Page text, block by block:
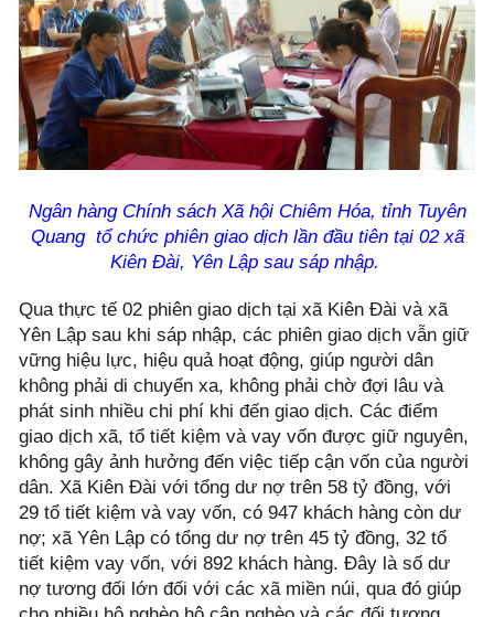
Ngân hàng Chính sách Xã hội Chiêm Hóa, tỉnh Tuyên
Quang tổ chức phiên giao dịch lần đầu tiên tại 02 xã
Kiên Đài, Yên Lập sau sáp nhập.
Qua thực tế 02 phiên giao dịch tại xã Kiên Đài và xã
Yên Lập sau khi sáp nhập, các phiên giao dịch vẫn giữ
vững hiệu lực, hiệu quả hoạt động, giúp người dân
không phải di chuyển xa, không phải chờ đợi lâu và
phát sinh nhiều chi phí khi đến giao dịch. Các điểm
giao dịch xã, tổ tiết kiệm và vay vốn được giữ nguyên,
không gây ảnh hưởng đến việc tiếp cận vốn của người
dân. Xã Kiên Đài với tổng dư nợ trên 58 tỷ đồng, với
29 tổ tiết kiệm và vay vốn, có 947 khách hàng còn dư
nợ; xã Yên Lập có tổng dư nợ trên 45 tỷ đồng, 32 tổ
tiết kiệm vay vốn, với 892 khách hàng. Đây là số dư
nợ tương đối lớn đối với các xã miền núi, qua đó giúp